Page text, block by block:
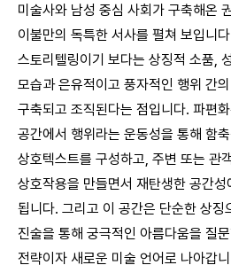
미술사와 남성 중심 사회가 구축해온
이불만의 독특한 서사를 펼쳐 보입니
스토리텔링이기 보다는 상징적 소품,
모습과 은유적이고 풍자적인 행위 간
구축되고 조직된다는 점입니다. 파편
공간에서 행위라는 운동성을 통해 함
상호텍스트를 구성하고, 주변 또는 관
상호작용을 만들면서 재탄생한 공간
됩니다. 그리고 이 공간은 단순한 상징
진술을 통해 궁극적인 아름다움을 질
전략이자 새로운 미술 언어로 나아갑